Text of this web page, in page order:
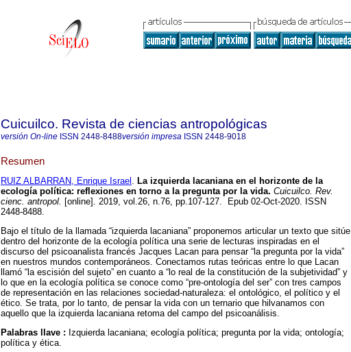
Cuicuilco. Revista de ciencias antropológicas
versión On-line ISSN 2448-8488versión impresa ISSN 2448-9018
Resumen
RUIZ ALBARRAN, Enrique Israel . La izquierda lacaniana en el horizonte de la
ecología política: reflexiones en torno a la pregunta por la vida. Cuicuilco. Rev.
cienc. antropol. [online]. 2019, vol.26, n.76, pp.107-127. Epub 02-Oct-2020. ISSN
2448-8488.
Bajo el título de la llamada “izquierda lacaniana” proponemos articular un texto que sitúe
dentro del horizonte de la ecología política una serie de lecturas inspiradas en el
discurso del psicoanalista francés Jacques Lacan para pensar “la pregunta por la vida”
en nuestros mundos contemporáneos. Conectamos rutas teóricas entre lo que Lacan
llamó “la escisión del sujeto” en cuanto a “lo real de la constitución de la subjetividad” y
lo que en la ecología política se conoce como “pre-ontología del ser” con tres campos
de representación en las relaciones sociedad-naturaleza: el ontológico, el político y el
ético. Se trata, por lo tanto, de pensar la vida con un ternario que hilvanamos con
aquello que la izquierda lacaniana retoma del campo del psicoanálisis.
Palabras llave : Izquierda lacaniana; ecología política; pregunta por la vida; ontología;
política y ética.